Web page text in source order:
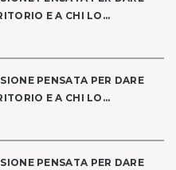
E A CHI LO...
PENSATA PER DARE
E A CHI LO...
PENSATA PER DARE